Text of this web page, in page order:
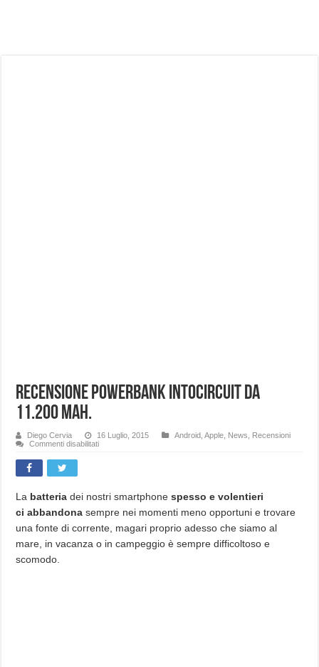
Recensione Powerbank Intocircuit da
11.200 Mah.
Diego Cervia 16 Luglio, 2015 Android ,Apple News
Recensioni
Commenti disabilitatisu
Mah.
La batteria dei nostri smartphonespesso e volentieri
ci abbandona sempre nei momenti meno opportuni e trovare
una fonte di corrente, magari proprio adesso che siamo al
mare, in vacanza o in campeggio è sempre difficoltoso e
scomodo.